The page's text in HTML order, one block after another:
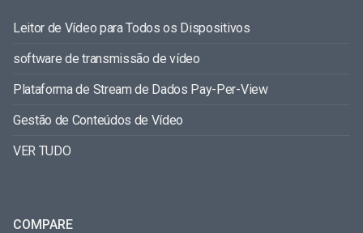
Leitor de Vídeo para Todos os Dispositivos
software de transmissão de vídeo
Plataforma de Stream de Dados Pay-Per-View
Gestão de Conteúdos de Vídeo
VER TUDO
COMPARE